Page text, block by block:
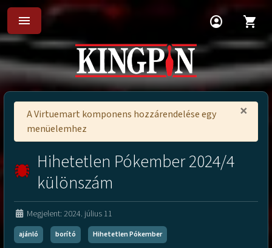
menu account_circle shopping_cart
×
A Virtuemart komponens hozzárendelése egy
menüelemhez
Hihetetlen Pókember 2024/4
különszám
Megjelent: 2024. július 11
ajánló borító Hihetetlen Pókember